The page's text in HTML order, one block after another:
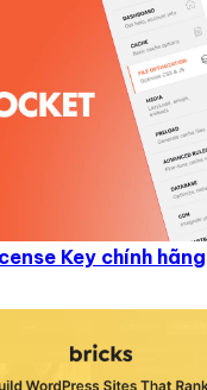
Key chính hãng